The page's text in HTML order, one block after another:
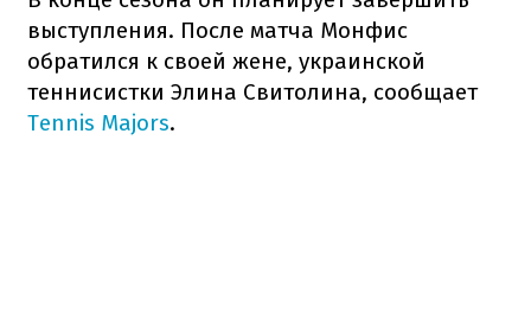
выступления. После матча Монфис
обратился к своей жене, украинской
теннисистки Элина Свитолина, сообщает
Tennis Majors.